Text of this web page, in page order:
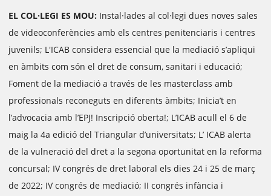
EL COL·LEGI ES MOU: Instal·lades al col·legi dues noves sales
de videoconferències amb els centres penitenciaris i centres
juvenils; L'ICAB considera essencial que la mediació s’apliqui
en àmbits com són el dret de consum, sanitari i educació;
Foment de la mediació a través de les masterclass amb
professionals reconeguts en diferents àmbits; Inicia’t en
l’advocacia amb l’EPJ! Inscripció oberta!; L’ICAB acull el 6 de
maig la 4a edició del Triangular d’universitats; L’ ICAB alerta
de la vulneració del dret a la segona oportunitat en la reforma
concursal; IV congrés de dret laboral els dies 24 i 25 de març
de 2022; IV congrés de mediació; II congrés infància i